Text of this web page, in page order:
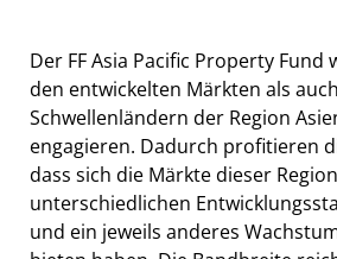
Der FF Asia Pacific Property Fund
den entwickelten Märkten als
Schwellenländern der Region
engagieren. Dadurch profitieren
dass sich die Märkte dieser
unterschiedlichen
und ein jeweils anderes